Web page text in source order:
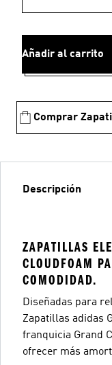
Añadir al carrito
Comprar
Descripción
ZAPATILLAS
CLOUDFOAM
COMODIDAD.
Diseñadas para
Zapatillas adidas
franquicia Grand
ofrecer más